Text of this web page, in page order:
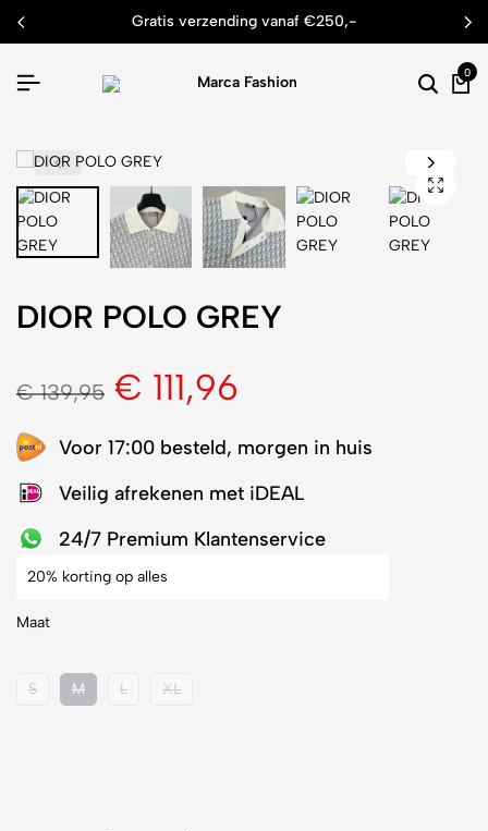
gratis verzending vanaf €250,-
0
DIOR POLO GREY
€139,95 € 111,96
Voor 17:00 besteld, morgen in huis
Veilig afrekenen met iDEAL
24/7 Premium Klantenservice
20% korting op alles
Maat
S M L XL